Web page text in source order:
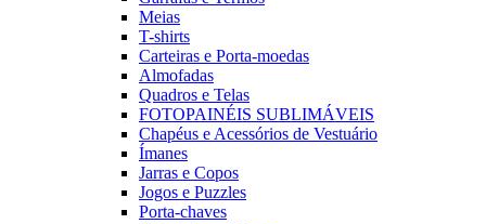
Meias
T-shirts
Carteiras e Porta-moedas
Almofadas
Quadros e Telas
FOTOPAINÉIS SUBLIMÁVEIS
Chapéus e Acessórios de Vestuário
Ímanes
Jarras e Copos
Jogos e Puzzles
Porta-chaves